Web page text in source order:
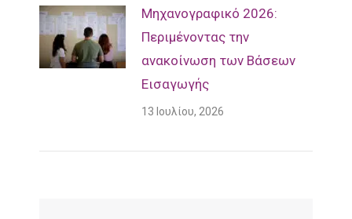
Mηχανογραφικό 2026:
Περιμένοντας την
ανακοίνωση των Βάσεων
Εισαγωγής
13 Ιουλίου, 2026